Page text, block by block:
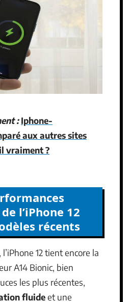
: Iphone-
aux autres sites
vraiment ?
l’iPhone 12
récents
12 tient encore la
A14 Bionic, bien
les plus récentes,
fluideet une